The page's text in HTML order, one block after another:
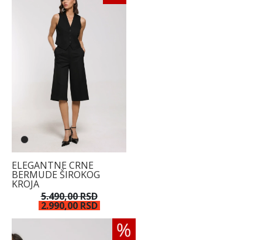
ELEGANTNE CRNE
BERMUDE ŠIROKOG
KROJA
5.490,00 RSD
2.990,00 RSD